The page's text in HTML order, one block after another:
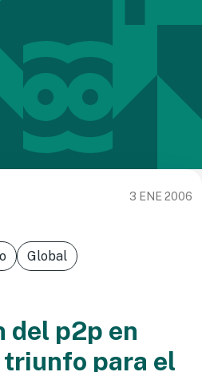
3 ENE 2006
Global
del p2p en
triunfo para el